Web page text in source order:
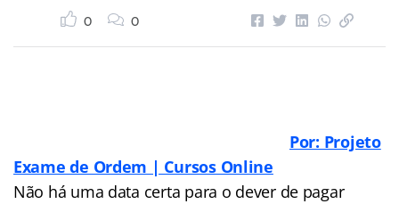
0 0
Por: Projeto
Exame de Ordem | Cursos Online
Não há uma data certa para o dever de pagar